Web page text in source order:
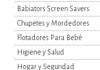
Babiators Screen Savers
Chupetes y Mordedores
Flotadores Para Bebé
Higiene y Salud
Hogar y Seguridad